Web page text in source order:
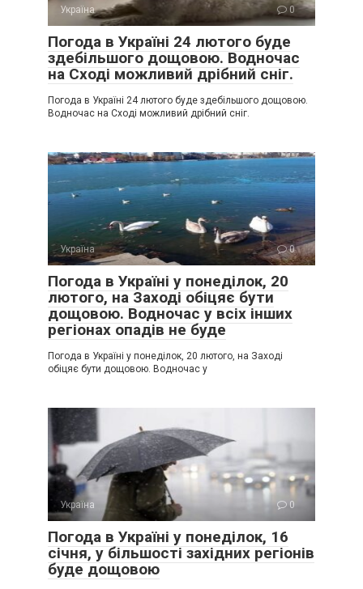
Україна 0
Погода в Україні 24 лютого буде
здебільшого дощовою. Водночас
на Сході можливий дрібний сніг.
Погода в Україні 24 лютого буде здебільшого дощовою.
Водночас на Сході можливий дрібний сніг.
Україна 0
Погода в Україні у понеділок, 20
лютого, на Заході обіцяє бути
дощовою. Водночас у всіх інших
регіонах опадів не буде
Погода в Україні у понеділок, 20 лютого, на Заході
обіцяє бути дощовою. Водночас у
Україна 0
Погода в Україні у понеділок, 16
січня, у більшості західних регіонів
буде дощовою